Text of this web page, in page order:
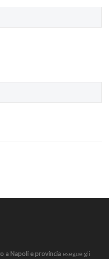
a Napoli e provincia esegue gli